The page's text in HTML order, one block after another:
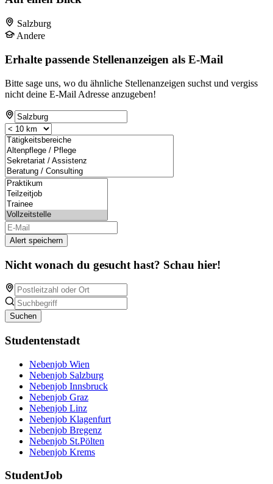
Salzburg
Andere
Erhalte passende Stellenanzeigen als E-Mail
Bitte sage uns, wo du ähnliche Stellenanzeigen suchst und vergiss
nicht deine E-Mail Adresse anzugeben!
Alert speichern
Nicht wonach du gesucht hast? Schau hier!
Suchen
Studentenstadt
Nebenjob Wien
Nebenjob Salzburg
Nebenjob Innsbruck
Nebenjob Graz
Nebenjob Linz
Nebenjob Klagenfurt
Nebenjob Bregenz
Nebenjob St.Pölten
Nebenjob Krems
StudentJob